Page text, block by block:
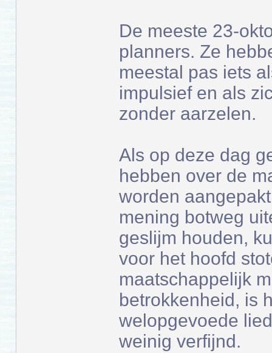
De meeste 23-
planners. Ze
meestal pas iets
impulsief en als
zonder aarzelen.
Als op deze dag
hebben over de
worden
mening botweg
geslijm houden,
voor het hoofd
maatschappelijk
betrokkenheid, is
welopgevoede
weinig verfijnd.